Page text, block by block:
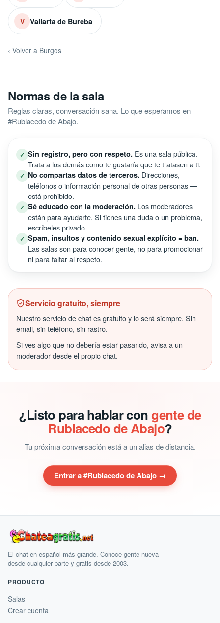
V Vallarta de Bureba
‹ Volver a Burgos
Normas de la sala
Reglas claras, conversación sana. Lo que esperamos en
#Rublacedo de Abajo.
✓ Sin registro, pero con respeto. Es una sala pública.
Trata a los demás como te gustaría que te tratasen a ti.
✓ No compartas datos de terceros. Direcciones,
teléfonos o información personal de otras personas —
está prohibido.
✓ Sé educado con la moderación. Los moderadores
están para ayudarte. Si tienes una duda o un problema,
escríbeles privado.
✓ Spam, insultos y contenido sexual explícito = ban.
Las salas son para conocer gente, no para promocionar
ni para faltar al respeto.
Servicio gratuito, siempre
Nuestro servicio de chat es gratuito y lo será siempre. Sin
email, sin teléfono, sin rastro.
Si ves algo que no debería estar pasando, avisa a un
moderador desde el propio chat.
¿Listo para hablar con gente de
Rublacedo de Abajo?
Tu próxima conversación está a un alias de distancia.
Entrar a #Rublacedo de Abajo →
El chat en español más grande. Conoce gente nueva
desde cualquier parte y gratis desde 2003.
PRODUCTO
Salas
Crear cuenta